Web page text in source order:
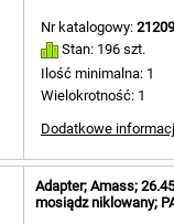
Nr katalogowy: 21209
Stan: 196 szt.
Ilość minimalna: 1
Wielokrotność: 1
Dodatkowe
Adapter; Amass;
mosiądz niklowany;